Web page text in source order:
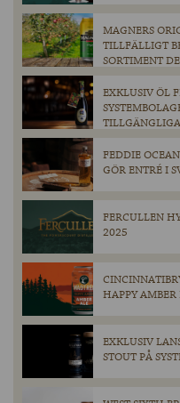
MAGNERS
TILLFÄLLIGT
SORTIMENT
EXKLUSIV ÖL
FEDDIE
GÖR ENTRÉ I
FERCULLEN
2025
HAPPY AMBER
EXKLUSIV
STOUT PÅ